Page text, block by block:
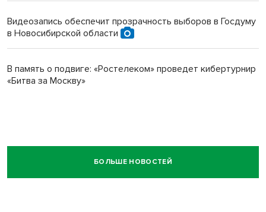
Видеозапись обеспечит прозрачность выборов в Госдуму
в Новосибирской области
В память о подвиге: «Ростелеком» проведет кибертурнир
«Битва за Москву»
БОЛЬШЕ НОВОСТЕЙ